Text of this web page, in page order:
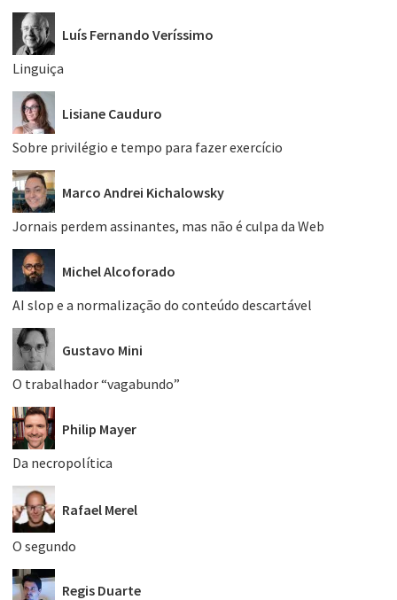
Luís Fernando Veríssimo
Linguiça
Lisiane Cauduro
Sobre privilégio e tempo para fazer exercício
Marco Andrei Kichalowsky
Jornais perdem assinantes, mas não é culpa da Web
Michel Alcoforado
AI slop e a normalização do conteúdo descartável
Gustavo Mini
O trabalhador “vagabundo”
Philip Mayer
Da necropolítica
Rafael Merel
O segundo
Regis Duarte